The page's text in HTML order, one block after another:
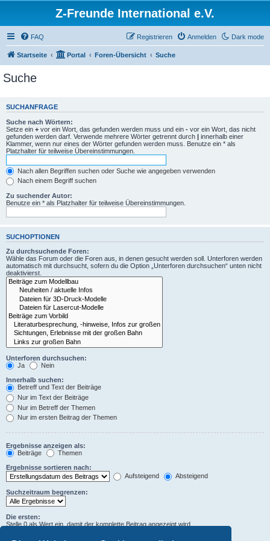
Z-Freunde International e.V.
Dark mode
FAQ Anmelden
Registrieren
Startseite Portal Foren-Übersicht Suche
Suche
SUCHANFRAGE
Suche nach Wörtern:
Setze ein + vor ein Wort, das gefunden werden muss und ein - vor ein Wort, das nicht
gefunden werden darf. Verwende mehrere Wörter getrennt durch | innerhalb einer
Klammer, wenn nur eines der Wörter gefunden werden muss. Benutze ein * als
Platzhalter für teilweise Übereinstimmungen.
Nach allen Begriffen suchen oder Suche wie angegeben verwenden
Nach einem Begriff suchen
Zu suchender Autor:
Benutze ein * als Platzhalter für teilweise Übereinstimmungen.
SUCHOPTIONEN
Zu durchsuchende Foren:
Wähle das Forum oder die Foren aus, in denen gesucht werden soll. Unterforen werden
automatisch mit durchsucht, sofern du die Option „Unterforen durchsuchen“ unten nicht
deaktivierst.
Unterforen durchsuchen:
Ja
Nein
Innerhalb suchen:
Betreff und Text der Beiträge
Nur im Text der Beiträge
Nur im Betreff der Themen
Nur im ersten Beitrag der Themen
Ergebnisse anzeigen als:
Beiträge
Themen
Ergebnisse sortieren nach:
Aufsteigend
Absteigend
Suchzeitraum begrenzen:
Die ersten:
Stelle 0 als Wert ein, damit der komplette Beitrag angezeigt wird.